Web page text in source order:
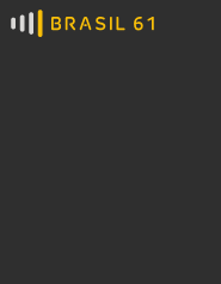
Ver todas as notícias